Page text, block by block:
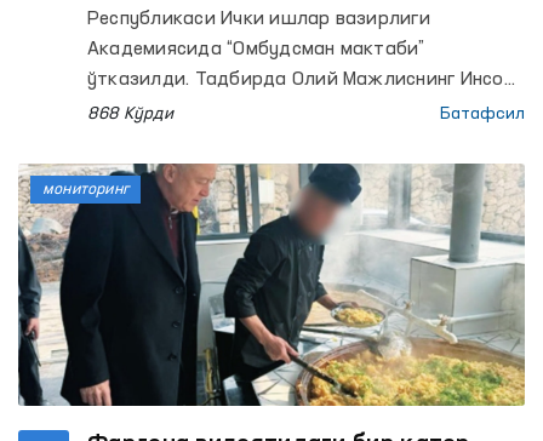
Республикаси Ички ишлар вазирлиги
Академиясида “Омбудсман мактаби”
ўтказилди. Тадбирда Олий Мажлиснинг Инсон
ҳуқуқлари бўйича вакили (омбудсман)
профессор-ўқитувчилари, тингловчи ва
курсантлари иштирок этди. Унда 90 нафарга
яқин иштирокчи қамраб олинди.
868 Кўрди Батафсил
мониторинг